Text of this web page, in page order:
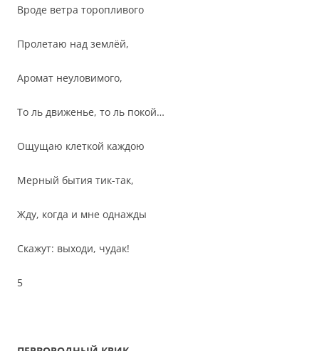
Вроде ветра торопливого
Пролетаю над землёй,
Аромат неуловимого,
То ль движенье, то ль покой…
Ощущаю клеткой каждою
Мерный бытия тик-так,
Жду, когда и мне однажды
Скажут: выходи, чудак!
5